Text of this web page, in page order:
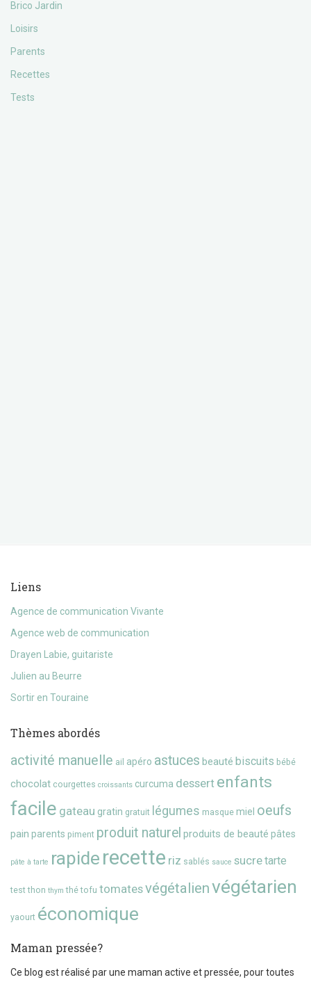
Brico Jardin
Loisirs
Parents
Recettes
Tests
Liens
Agence de communication Vivante
Agence web de communication
Drayen Labie, guitariste
Julien au Beurre
Sortir en Touraine
Thèmes abordés
activité manuelle ail apéro astuces beauté biscuits bébé
chocolat courgettes croissants curcuma dessert enfants
facile gateau gratin gratuit légumes masque miel oeufs
pain parents piment produit naturel produits de beauté pâtes
pâte à tarte rapide recette riz sablés sauce sucretarte
test thon thym thé tofu tomatesvégétalienvégétarien
yaourt économique
Maman pressée?
Ce blog est réalisé par une maman active et pressée, pour toutes